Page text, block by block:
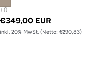
€349,00 EUR
inkl. 20% MwSt. (Netto: €290,83)